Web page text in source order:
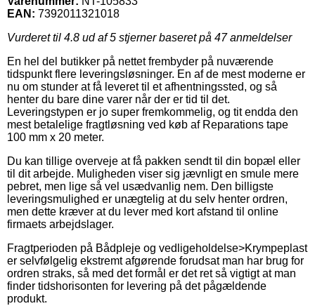
EAN: 7392011321018
Vurderet til 4.8 ud af 5 stjerner baseret på 47anmeldelser
En hel del butikker på nettet frembyder på nuværende
tidspunkt flere leveringsløsninger. En af de mest moderne er
nu om stunder at få leveret til et afhentningssted, og så
henter du bare dine varer når der er tid til det.
Leveringstypen er jo super fremkommelig, og tit endda den
mest betalelige fragtløsning ved køb af Reparations tape
100 mm x 20 meter.
Du kan tillige overveje at få pakken sendt til din bopæl eller
til dit arbejde. Muligheden viser sig jævnligt en smule mere
pebret, men lige så vel usædvanlig nem. Den billigste
leveringsmulighed er unægtelig at du selv henter ordren,
men dette kræver at du lever med kort afstand til online
firmaets arbejdslager.
Fragtperioden på Bådpleje og vedligeholdelse>Krympeplast
er selvfølgelig ekstremt afgørende forudsat man har brug for
ordren straks, så med det formål er det ret så vigtigt at man
finder tidshorisonten for levering på det pågældende
produkt.